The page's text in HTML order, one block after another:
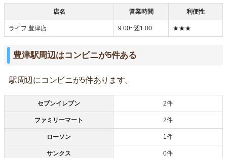
店名 営業時間 利便性
ライフ 豊津店 9:00~翌1:00 ★★★
豊津駅周辺はコンビニが5件ある
駅周辺にコンビニが5件あります。
セブンイレブン 2件
ファミリーマート 2件
ローソン 1件
サンクス 0件